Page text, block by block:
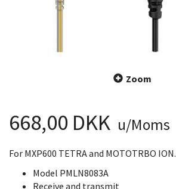
Zoom
668,00 DKK u/Moms
For MXP600 TETRA and MOTOTRBO ION.
Model PMLN8083A
Receive and transmit